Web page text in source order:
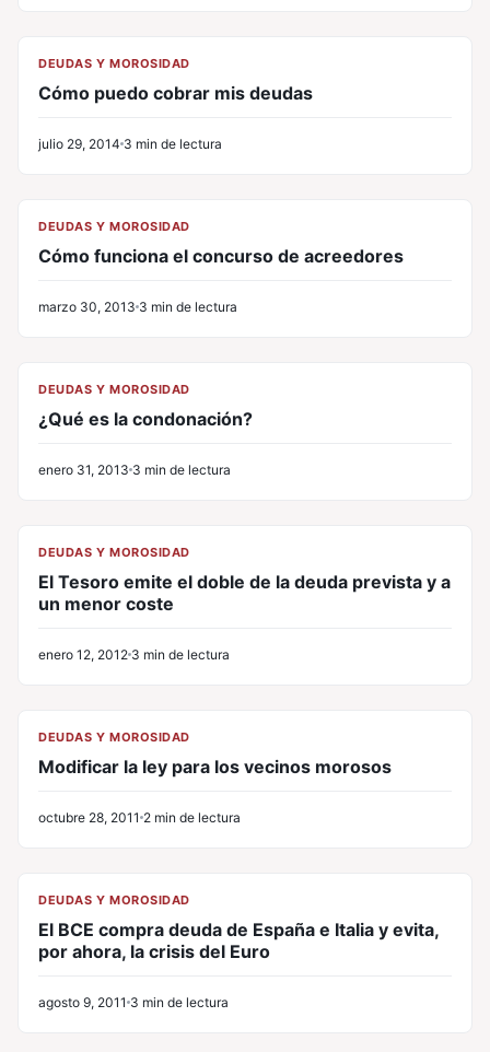
DEUDAS Y MOROSIDAD
Cómo puedo cobrar mis deudas
julio 29, 2014 3 min de lectura
DEUDAS Y MOROSIDAD
Cómo funciona el concurso de acreedores
marzo 30, 2013 3 min de lectura
DEUDAS Y MOROSIDAD
¿Qué es la condonación?
enero 31, 2013 3 min de lectura
DEUDAS Y MOROSIDAD
El Tesoro emite el doble de la deuda prevista y a
un menor coste
enero 12, 2012 3 min de lectura
DEUDAS Y MOROSIDAD
Modificar la ley para los vecinos morosos
octubre 28, 2011 2 min de lectura
DEUDAS Y MOROSIDAD
El BCE compra deuda de España e Italia y evita,
por ahora, la crisis del Euro
agosto 9, 2011 3 min de lectura